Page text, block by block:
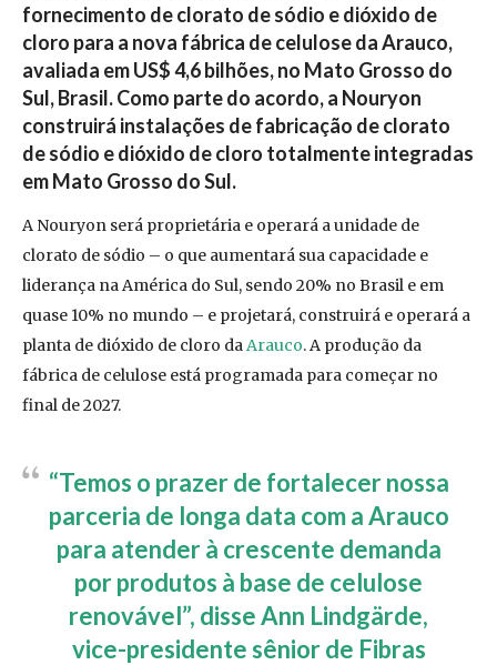
fornecimento de clorato de sódio e dióxido de
cloro para a nova fábrica de celulose da Arauco,
avaliada em US$ 4,6 bilhões, no Mato Grosso do
Sul, Brasil. Como parte do acordo, a Nouryon
construirá instalações de fabricação de clorato
de sódio e dióxido de cloro totalmente integradas
em Mato Grosso do Sul.
A Nouryon será proprietária e operará a unidade de
clorato de sódio – o que aumentará sua capacidade e
liderança na América do Sul, sendo 20% no Brasil e em
quase 10% no mundo – e projetará, construirá e operará a
planta de dióxido de cloro daArauco. A produção da
fábrica de celulose está programada para começar no
final de 2027.
“Temos o prazer de fortalecer nossa
parceria de longa data com a Arauco
para atender à crescente demanda
por produtos à base de celulose
renovável”, disse Ann Lindgärde,
vice-presidente sênior de Fibras